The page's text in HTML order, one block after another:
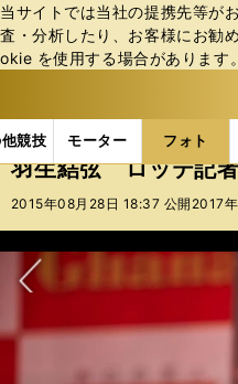
当サイトでは当社の提携先等が
査・分析したり、お客様にお勧
okie を使⽤する場合があります
競技 モーター フォト
b
ス
ポ
ル
ー
バ
フォトギャラリー
羽生結弦 ロッテ記
2015年08月28日 18:37 公開 2017